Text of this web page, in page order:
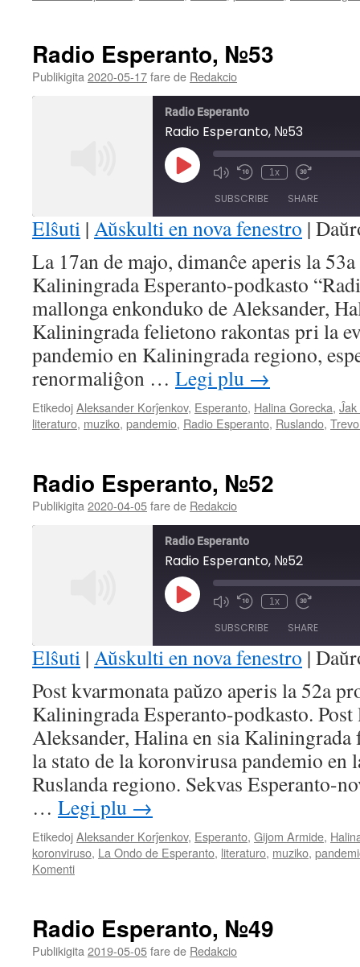
Radio Esperanto, №53
Publikigita 2020-05-17fare de Redakcio
Radio Esperanto
Radio Esperanto, №53
Play
Episode Mute/Unmute
Rewind
Seconds
1x
Fast
30
seconds
SUBSCRIBE SHARE
RSS FEED
LINK
EMBED
Elŝuti | Aŭskulti en nova fenestro |
La 17an de majo, dimanĉe aperis la
Kaliningrada Esperanto-podkasto
mallonga enkonduko de Aleksander,
Kaliningrada felietono rakontas pri la
pandemio en Kaliningrada regiono,
renormaliĝon … Legi plu →
EtikedojAleksander Korĵenkov, Esperanto, Halina Gorecka,
literaturo, muziko, pandemio, Radio Esperanto, Ruslando,
Radio Esperanto, №52
Publikigita 2020-04-05fare de Redakcio
Radio Esperanto
Radio Esperanto, №52
Play
Episode Mute/Unmute
Rewind
Seconds
1x
Fast
30
seconds
SUBSCRIBE SHARE
RSS FEED
LINK
EMBED
Elŝuti | Aŭskulti en nova fenestro |
Post kvarmonata paŭzo aperis la 52a
Kaliningrada Esperanto-podkasto. Post
Aleksander, Halina en sia
la stato de la koronvirusa pandemio en
Ruslanda regiono. Sekvas Esperanto-
… Legi plu →
EtikedojAleksander Korĵenkov, Esperanto, Gijom Armide,
koronviruso, La Ondo de Esperanto, literaturo, muziko,
Komenti
Radio Esperanto, №49
Publikigita 2019-05-05fare de Redakcio